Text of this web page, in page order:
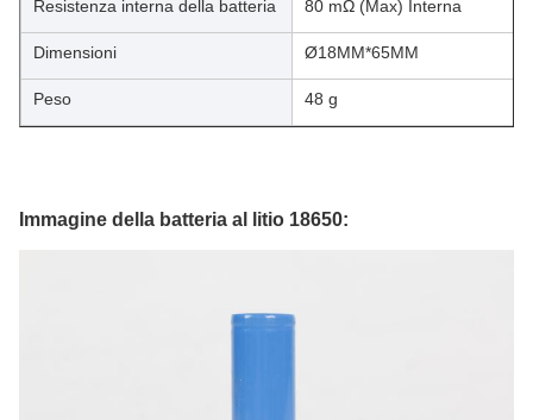
Resistenza interna della batteria 80 mΩ (Max) Interna
Dimensioni Ø18MM*65MM
Peso 48 g
Immagine della batteria al litio 18650: